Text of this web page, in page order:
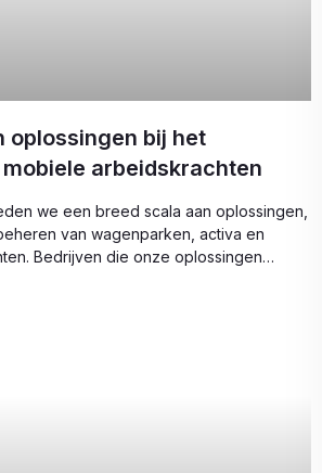
oplossingen bij het
arbeidskrachten
we een breed scala aan oplossingen,
van wagenparken, activa en
Bedrijven die onze oplossingen